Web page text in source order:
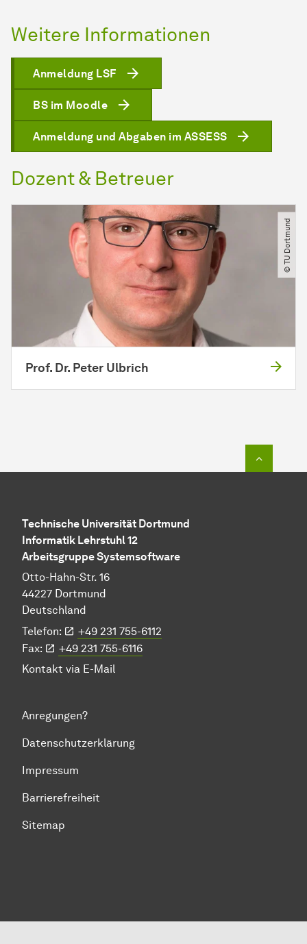
Weitere Informationen
Anmeldung LSF
BS im Moodle
Anmeldung und Abgaben im ASSESS
Dozent & Betreuer
© TU Dortmund
Prof. Dr. Peter Ulbrich
Technische Uni­ver­si­tät Dort­mund
In­for­ma­tik Lehrstuhl 12
Arbeitsgruppe Systemsoftware
Otto-Hahn-Str. 16
44227 Dort­mund
Deutschland
Telefon:
+49 231 755-6112
Fax:
+49 231 755-6116
Kontakt via E-Mail
Anregungen?
Datenschutzerklärung
Impressum
Barrierefreiheit
Sitemap